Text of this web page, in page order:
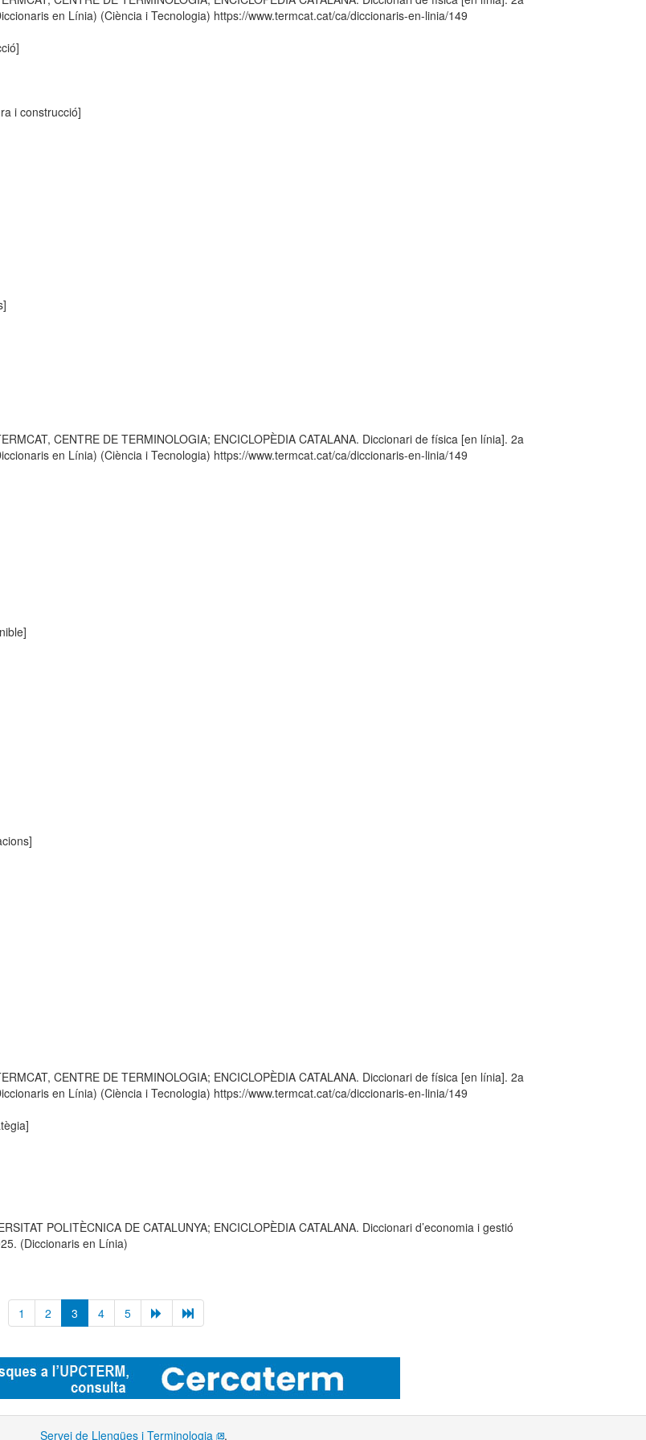
en Línia) (Ciència i Tecnologia) https://www.termcat.cat/ca/diccionaris-en-linia/149
i construcció]
CENTRE DE TERMINOLOGIA; ENCICLOPÈDIA CATALANA. Diccionari de física [en línia]. 2a
en Línia) (Ciència i Tecnologia) https://www.termcat.cat/ca/diccionaris-en-linia/149
CENTRE DE TERMINOLOGIA; ENCICLOPÈDIA CATALANA. Diccionari de física [en línia]. 2a
en Línia) (Ciència i Tecnologia) https://www.termcat.cat/ca/diccionaris-en-linia/149
POLITÈCNICA DE CATALUNYA; ENCICLOPÈDIA CATALANA. Diccionari d’economia i gestió
(Diccionaris en Línia)
1 2 3 4 5
Servei de Llengües i Terminologia .